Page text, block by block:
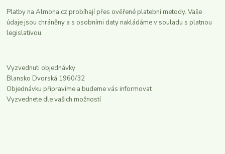
Platby na Almona.cz probíhají přes ověřené platební metody. Vaše
údaje jsou chráněny a s osobními daty nakládáme v souladu s platnou
legislativou.
Vyzvednuti objednávky
Blansko Dvorská 1960/32
Objednávku připravíme a budeme vás informovat
Vyzvednete dle vašich možností